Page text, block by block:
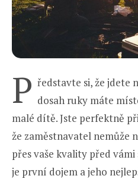
P ředstavte si, že jdete
dosah ruky máte
malé dítě. Jste perfektně
že zaměstnavatel nemůže
přes vaše kvality před
je první dojem a jeho